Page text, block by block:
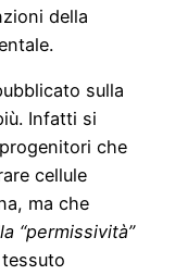
della
sulla
Infatti si
che
cellule
ma che
“permissività”